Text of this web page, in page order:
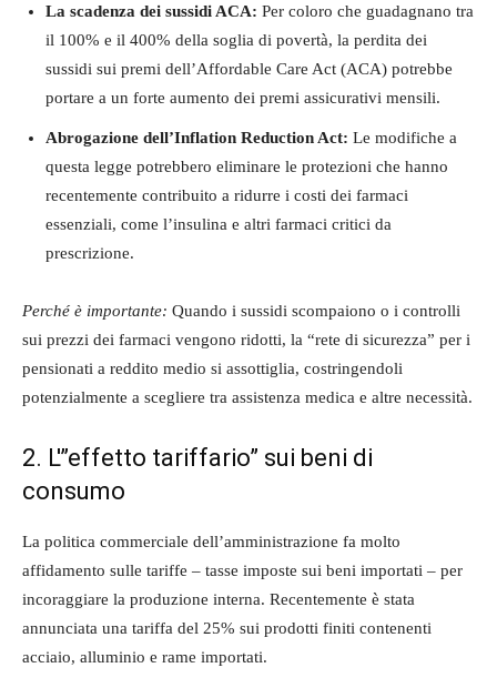
La scadenza dei sussidi ACA: Per coloro che guadagnano tra
il 100% e il 400% della soglia di povertà, la perdita dei
sussidi sui premi dell’Affordable Care Act (ACA) potrebbe
portare a un forte aumento dei premi assicurativi mensili.
Abrogazione dell’Inflation Reduction Act: Le modifiche a
questa legge potrebbero eliminare le protezioni che hanno
recentemente contribuito a ridurre i costi dei farmaci
essenziali, come l’insulina e altri farmaci critici da
prescrizione.
Perché è importante: Quando i sussidi scompaiono o i controlli
sui prezzi dei farmaci vengono ridotti, la “rete di sicurezza” per i
pensionati a reddito medio si assottiglia, costringendoli
potenzialmente a scegliere tra assistenza medica e altre necessità.
2. L'”effetto tariffario” sui beni di
consumo
La politica commerciale dell’amministrazione fa molto
affidamento sulle tariffe – tasse imposte sui beni importati – per
incoraggiare la produzione interna. Recentemente è stata
annunciata una tariffa del 25% sui prodotti finiti contenenti
acciaio, alluminio e rame importati.